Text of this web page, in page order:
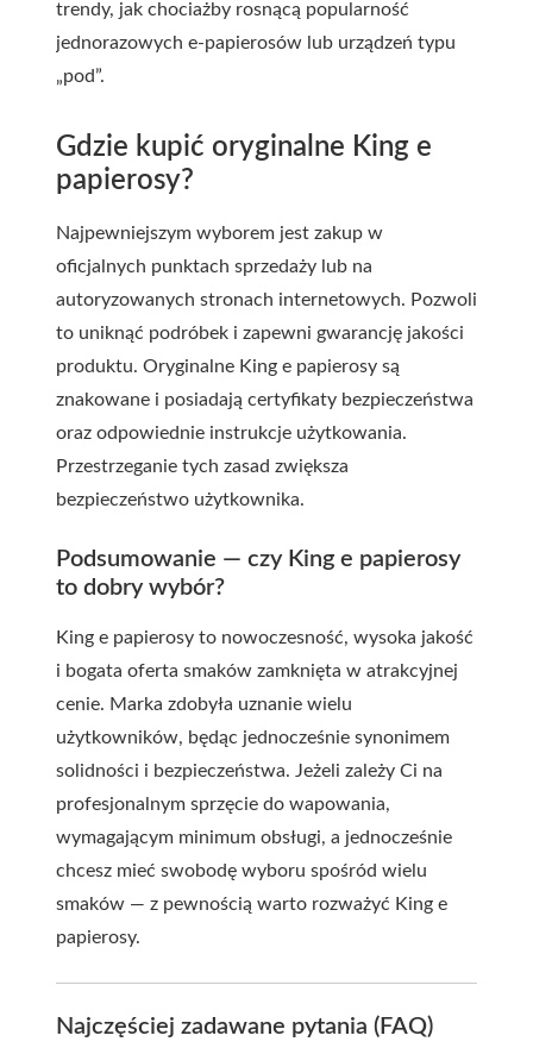
trendy, jak chociażby rosnącą popularność
jednorazowych e-papierosów lub urządzeń typu
„pod”.
Gdzie kupić oryginalne King e
papierosy?
Najpewniejszym wyborem jest zakup w
oficjalnych punktach sprzedaży lub na
autoryzowanych stronach internetowych. Pozwoli
to uniknąć podróbek i zapewni gwarancję jakości
produktu. Oryginalne King e papierosy są
znakowane i posiadają certyfikaty bezpieczeństwa
oraz odpowiednie instrukcje użytkowania.
Przestrzeganie tych zasad zwiększa
bezpieczeństwo użytkownika.
Podsumowanie — czy King e papierosy
to dobry wybór?
King e papierosy to nowoczesność, wysoka jakość
i bogata oferta smaków zamknięta w atrakcyjnej
cenie. Marka zdobyła uznanie wielu
użytkowników, będąc jednocześnie synonimem
solidności i bezpieczeństwa. Jeżeli zależy Ci na
profesjonalnym sprzęcie do wapowania,
wymagającym minimum obsługi, a jednocześnie
chcesz mieć swobodę wyboru spośród wielu
smaków — z pewnością warto rozważyć King e
papierosy.
Najczęściej zadawane pytania (FAQ)